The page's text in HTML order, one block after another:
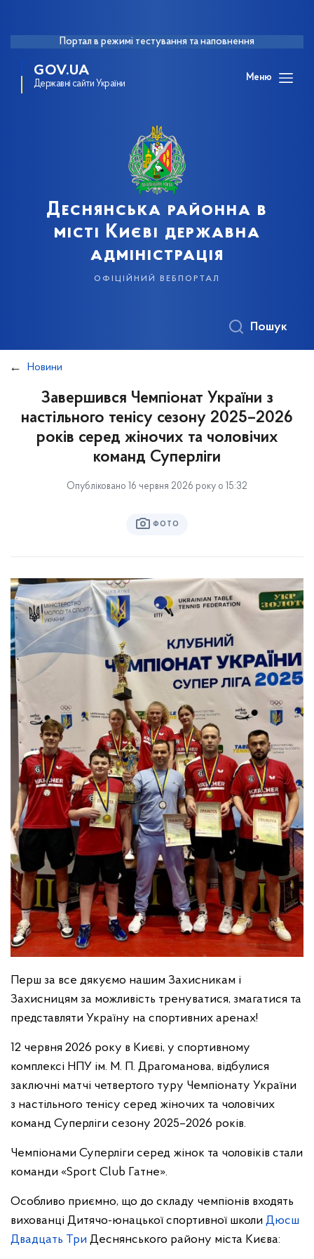
Портал в режимі тестування та наповнення
GOV.UA
Державні сайти України
Меню
Деснянська районна в
місті Києві державна
адміністрація
офіційний вебпортал
Пошук
Новини
Завершився Чемпіонат України з
настільного тенісу сезону 2025–2026
років серед жіночих та чоловічих
команд Суперліги
Опубліковано 16 червня 2026 року о 15:32
ФОТО
Перш за все дякуємо нашим Захисникам і
Захисницям за можливість тренуватися, змагатися та
представляти Україну на спортивних аренах!
12 червня 2026 року в Києві, у спортивному
комплексі НПУ ім. М. П. Драгоманова, відбулися
заключні матчі четвертого туру Чемпіонату України
з настільного тенісу серед жіночих та чоловічих
команд Суперліги сезону 2025–2026 років.
Чемпіонами Суперліги серед жінок та чоловіків стали
команди «Sport Club Гатне».
Особливо приємно, що до складу чемпіонів входять
вихованці Дитячо-юнацької спортивної школи Дюсш
Двадцать Три Деснянського району міста Києва: